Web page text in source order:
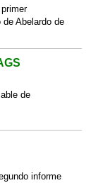
Abelardo de
de
informe